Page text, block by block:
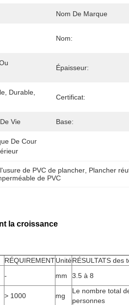
Nom De Marque
Nom:
Épaisseur:
Durable,
Certificat:
Vie Base:
De Cour
de PVC de plancher Plancher
de PVC
la croissance
RÉQUIREMENTUnitéRÉSULTATS des
- mm
3.5 à 8
> 1000 mg
Le nombre total
personnes